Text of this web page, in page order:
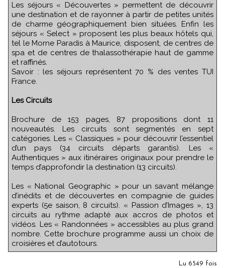
Les séjours « Découvertes » permettent de découvrir
une destination et de rayonner à partir de petites unités
de charme géographiquement bien situées. Enfin les
séjours « Select » proposent les plus beaux hôtels qui,
tel le Morne Paradis à Maurice, disposent, de centres de
spa et de centres de thalassothérapie haut de gamme
et raffinés.
Savoir : les séjours représentent 70 % des ventes TUI
France.
Les Circuits
Brochure de 153 pages, 87 propositions dont 11
nouveautés. Les circuits sont segmentés en sept
catégories. Les « Classiques » pour découvrir l’essentiel
d’un pays (34 circuits départs garantis). Les «
Authentiques » aux itinéraires originaux pour prendre le
temps d’approfondir la destination (13 circuits).
Les « National Geographic » pour un savant mélange
d’inédits et de découvertes en compagnie de guides
experts (5e saison, 8 circuits). « Passion d’Images », 13
circuits au rythme adapté aux accros de photos et
vidéos. Les « Randonnées » accessibles au plus grand
nombre. Cette brochure programme aussi un choix de
croisières et d’autotours.
Lu 6549 fois